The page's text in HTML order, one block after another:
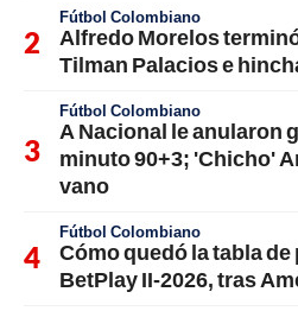
Fútbol Colombiano
Alfredo Morelos
Tilman Palacios e
Fútbol Colombiano
A Nacional le anularon
minuto 90+3; 'Chicho'
vano
Fútbol Colombiano
Cómo quedó la tabla
BetPlay II-2026, tras